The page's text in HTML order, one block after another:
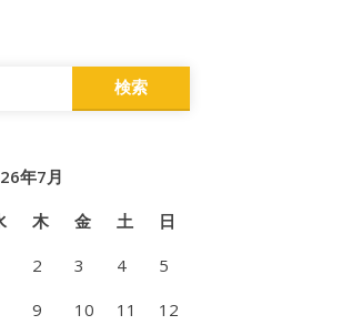
年7月
木 金 土
日
2 3 4
5
9 10 11
12